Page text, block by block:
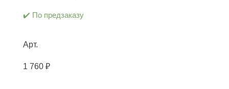
✔️ По предзаказу
Арт.
1 760 ₽